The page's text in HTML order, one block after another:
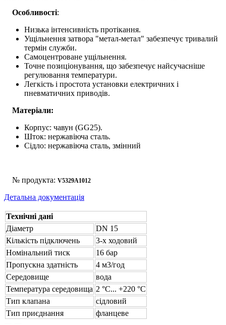
Особливості:
Низька інтенсивність протікання.
Ущільнення затвора "метал-метал" забезпечує тривалий
термін служби.
Самоцентроване ущільнення.
Точне позиціонування, що забезпечує найсучасніше
регулювання температури.
Легкість і простота установки електричних і
пневматичних приводів.
Матеріали:
Корпус: чавун (GG25).
Шток: нержавіюча сталь.
Сідло: нержавіюча сталь, змінний
№ продукта: V5329A1012
Детальна документація
Технічні дані
Діаметр
DN 15
Кількість підключень
3-х ходовий
Номінальний тиск
16 бар
Пропускна здатність
4 м3/год
Середовище
вода
Температура середовища 2 °С... +220 °С
Тип клапана
сідловий
Тип приєднання
фланцеве